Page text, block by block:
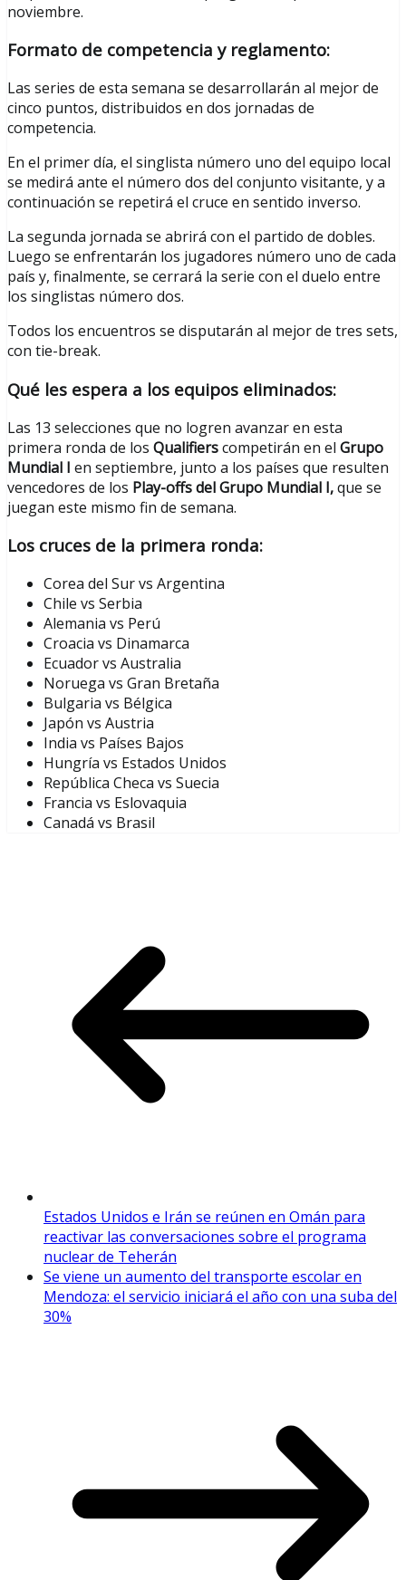
noviembre.
Formato de competencia y reglamento:
Las series de esta semana se desarrollarán al mejor de
cinco puntos, distribuidos en dos jornadas de
competencia.
En el primer día, el singlista número uno del equipo local
se medirá ante el número dos del conjunto visitante, y a
continuación se repetirá el cruce en sentido inverso.
La segunda jornada se abrirá con el partido de dobles.
Luego se enfrentarán los jugadores número uno de cada
país y, finalmente, se cerrará la serie con el duelo entre
los singlistas número dos.
Todos los encuentros se disputarán al mejor de tres sets,
con tie-break.
Qué les espera a los equipos eliminados:
Las 13 selecciones que no logren avanzar en esta
primera ronda de los Qualifierscompetirán en el Grupo
Mundial I en septiembre, junto a los países que resulten
vencedores de los Play-offs del Grupo Mundial I,que se
juegan este mismo fin de semana.
Los cruces de la primera ronda:
Corea del Sur vs Argentina
Chile vs Serbia
Alemania vs Perú
Croacia vs Dinamarca
Ecuador vs Australia
Noruega vs Gran Bretaña
Bulgaria vs Bélgica
Japón vs Austria
India vs Países Bajos
Hungría vs Estados Unidos
República Checa vs Suecia
Francia vs Eslovaquia
Canadá vs Brasil
Estados Unidos e Irán se reúnen en Omán para
reactivar las conversaciones sobre el programa
nuclear de Teherán
Se viene un aumento del transporte escolar en
Mendoza: el servicio iniciará el año con una suba del
30%